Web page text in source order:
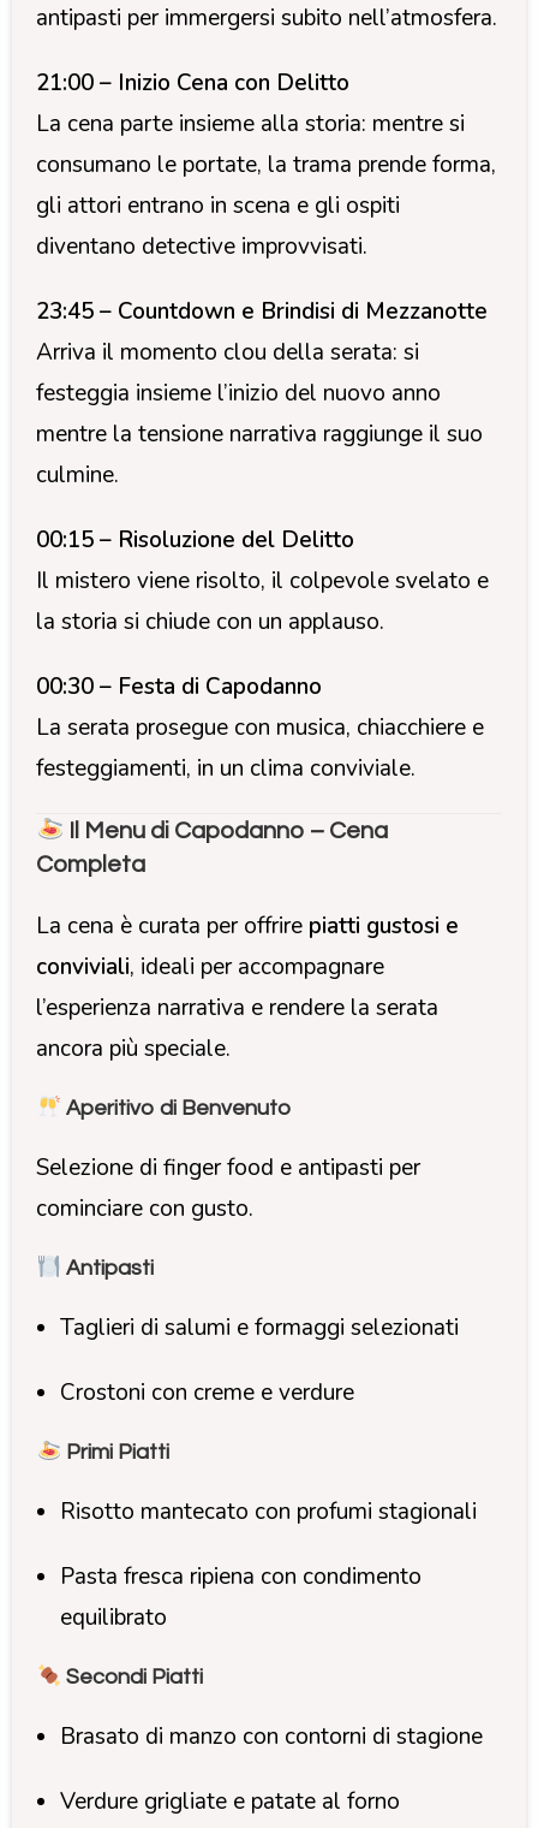
antipasti per immergersi subito nell’atmosfera.
21:00 – Inizio Cena con Delitto
La cena parte insieme alla storia: mentre si
consumano le portate, la trama prende forma,
gli attori entrano in scena e gli ospiti
diventano detective improvvisati.
23:45 – Countdown e Brindisi di Mezzanotte
Arriva il momento clou della serata: si
festeggia insieme l’inizio del nuovo anno
mentre la tensione narrativa raggiunge il suo
culmine.
00:15 – Risoluzione del Delitto
Il mistero viene risolto, il colpevole svelato e
la storia si chiude con un applauso.
00:30 – Festa di Capodanno
La serata prosegue con musica, chiacchiere e
festeggiamenti, in un clima conviviale.
Il Menu di Capodanno – Cena
Completa
La cena è curata per offrire piatti gustosi e
conviviali, ideali per accompagnare
l’esperienza narrativa e rendere la serata
ancora più speciale.
Aperitivo di Benvenuto
Selezione di finger food e antipasti per
cominciare con gusto.
Antipasti
Taglieri di salumi e formaggi selezionati
Crostoni con creme e verdure
Primi Piatti
Risotto mantecato con profumi stagionali
Pasta fresca ripiena con condimento
equilibrato
Secondi Piatti
Brasato di manzo con contorni di stagione
Verdure grigliate e patate al forno